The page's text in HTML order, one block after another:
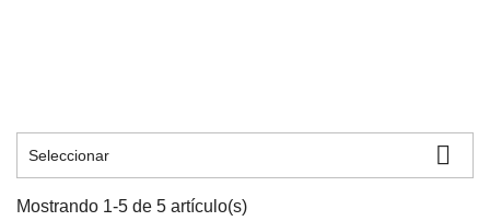
Seleccionar 
Mostrando 1-5 de 5 artículo(s)